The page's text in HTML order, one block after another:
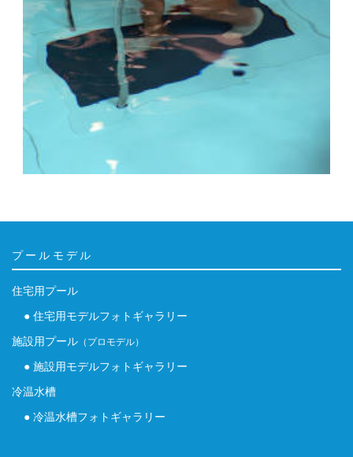
プールモデル
住宅用プール
● 住宅用モデルフォトギャラリー
施設用プール （プロモデル）
● 施設用モデルフォトギャラリー
冷温水槽
● 冷温水槽フォトギャラリー